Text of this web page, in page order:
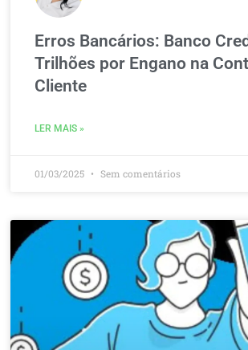
Erros Bancários: Banco
Trilhões por Engano na
Cliente
LER MAIS »
01/03/2025 Sem comentários